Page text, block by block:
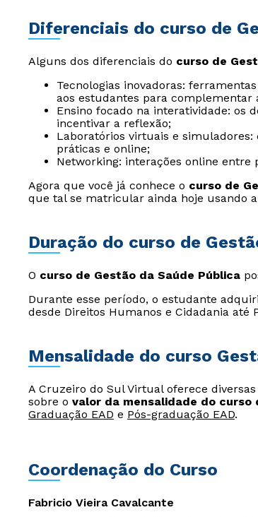
Diferenciais do curso de
Alguns dos diferenciais do curso de
Tecnologias inovadoras:
aos estudantes para complementar
Ensino focado na interatividade: os
incentivar a reflexão;
Laboratórios virtuais e
práticas e online;
Networking: interações online entre
Agora que você já conhece o curso de
que tal se matricular ainda hoje usando
Duração do curso de
O curso de Gestão da Saúde Pública
Durante esse período, o estudante
desde Direitos Humanos e Cidadania até
Mensalidade do curso
A Cruzeiro do Sul Virtual oferece
sobre o valor da mensalidade do curso
Graduação EAD e Pós-graduação EAD.
Coordenação do Curso
Fabricio Vieira Cavalcante